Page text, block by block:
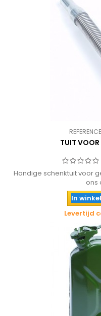
TUIT VOOR
Handige schenktuit voor
ons
In
Levertijd